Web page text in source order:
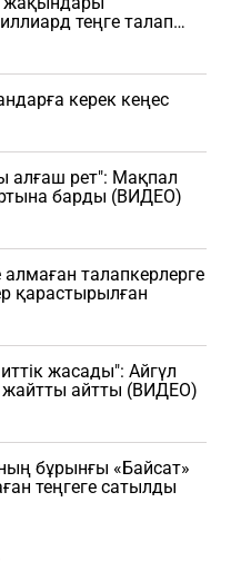
теңге талап
керек кеңес
алғаш рет": Мақпал
барды (ВИДЕО)
алмаған талапкерлерге
қарастырылған
жасады": Айгүл
айтты (ВИДЕО)
бұрынғы «Байсат»
теңгеге сатылды